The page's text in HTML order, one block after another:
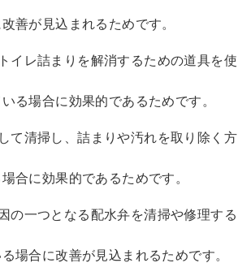
善が見込まれるためです。
イレ詰まりを解消するための道具を使
る場合に効果的であるためです。
て清掃し、詰まりや汚れを取り除く方
合に効果的であるためです。
の一つとなる配水弁を清掃や修理する
場合に改善が見込まれるためです。